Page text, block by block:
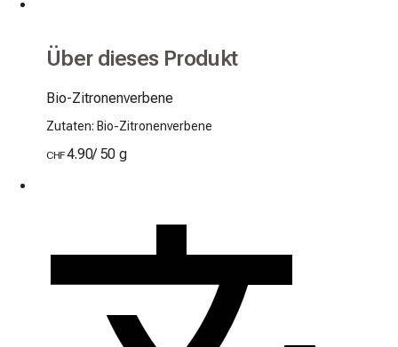
Über dieses Produkt
Bio-Zitronenverbene
Zutaten: Bio-Zitronenverbene
CHF4.90/ 50 g